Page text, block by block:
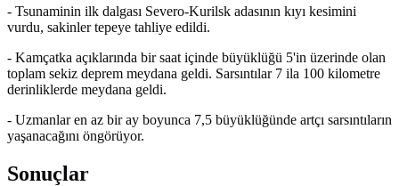
- Tsunaminin ilk dalgası Severo-Kurilsk adasının kıyı kesimini
vurdu, sakinler tepeye tahliye edildi.
- Kamçatka açıklarında bir saat içinde büyüklüğü 5'in üzerinde olan
toplam sekiz deprem meydana geldi. Sarsıntılar 7 ila 100 kilometre
derinliklerde meydana geldi.
- Uzmanlar en az bir ay boyunca 7,5 büyüklüğünde artçı sarsıntıların
yaşanacağını öngörüyor.
Sonuçlar